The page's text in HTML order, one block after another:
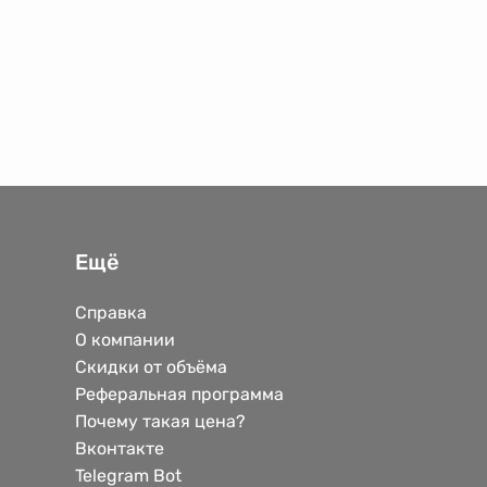
Ещё
Справка
О компании
Скидки от объёма
Реферальная программа
Почему такая цена?
Вконтакте
Telegram Bot